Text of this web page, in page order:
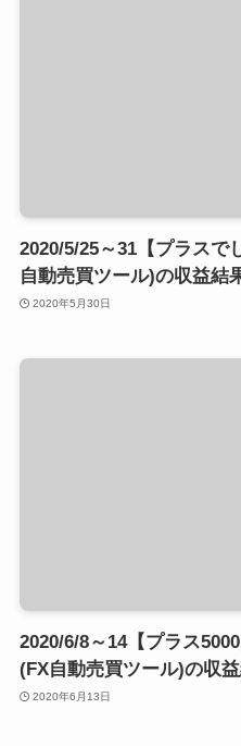
2020/5/25～31【プラスで
自動売買ツール)の収益結
2020年5月30日
2020/6/8～14【プラス
(FX自動売買ツール)の収
2020年6月13日